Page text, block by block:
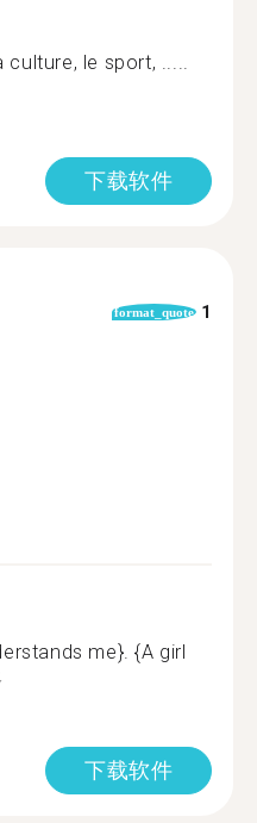
culture, le sport, .....
下载软件
format_quote 1
me}. {A girl
下载软件